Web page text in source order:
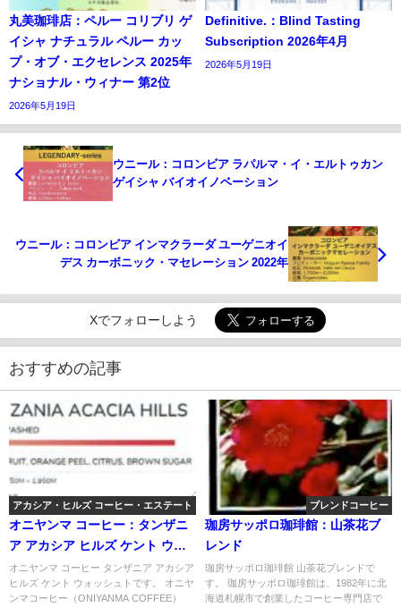
丸美珈琲店：ペルー コリブリ ゲ
イシャ ナチュラル ペルー カッ
プ・オブ・エクセレンス 2025年
ナショナル・ウィナー 第2位
2026年5月19日
Definitive.：Blind Tasting
Subscription 2026年4月
2026年5月19日
ウニール：コロンビア ラパルマ・イ・エルトゥカン
ゲイシャ バイオイノベーション
ウニール：コロンビア インマクラーダ ユーゲニオイ
デス カーボニック・マセレーション 2022年
Xでフォローしよう
おすすめの記事
アカシア・ヒルズ コーヒー・エステート
オニヤンマ コーヒー：タンザニ
ア アカシア ヒルズ ケント ウォ
ッシュト
オニヤンマ コーヒー タンザニア アカシア
ヒルズ ケント ウォッシュトです。 オニヤ
ンマコーヒー（ONIYANMA COFFEE）
ブレンドコーヒー
珈房サッポロ珈琲館：山茶花ブ
レンド
珈房サッポロ珈琲館 山茶花ブレンドで
す。 珈房サッポロ珈琲館は、1982年に北
海道札幌市で創業したコーヒー専門店で